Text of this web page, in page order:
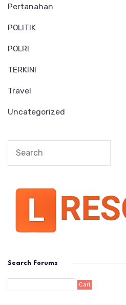
Pertanahan
POLITIK
POLRI
TERKINI
Travel
Uncategorized
Search Forums